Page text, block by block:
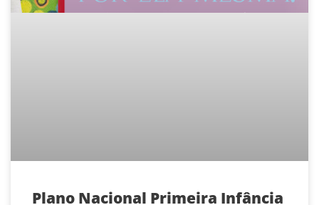
Plano Nacional Primeira Infância